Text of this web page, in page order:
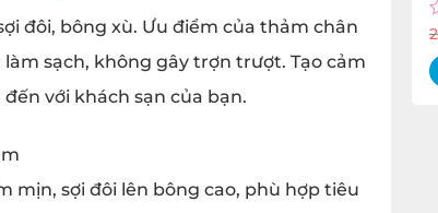
đôi, bông xù. Ưu điểm của thảm chân
sạch, không gây trợn trượt. Tạo cảm
với khách sạn của bạn.
mịn, sợi đôi lên bông cao, phù hợp tiêu